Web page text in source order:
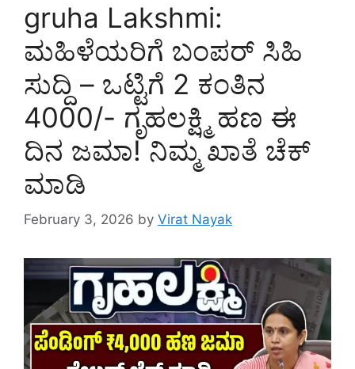
gruha Lakshmi:
ಮಹಿಳೆಯರಿಗೆ ಬಂಪರ್ ಸಿಹಿ
ಸುದ್ದಿ – ಒಟ್ಟಿಗೆ 2 ಕಂತಿನ
4000/- ಗೃಹಲಕ್ಷ್ಮಿ ಹಣ ಈ
ದಿನ ಜಮಾ! ನಿಮ್ಮ ಖಾತೆ ಚೆಕ್
ಮಾಡಿ
February 3, 2026 by Virat Nayak